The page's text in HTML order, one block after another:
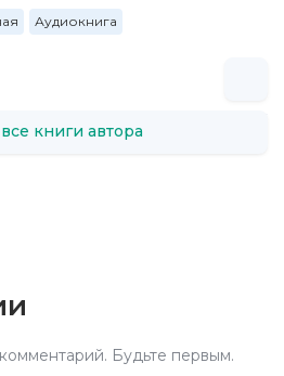
Аудиокнига
книги автора
Будьте первым.